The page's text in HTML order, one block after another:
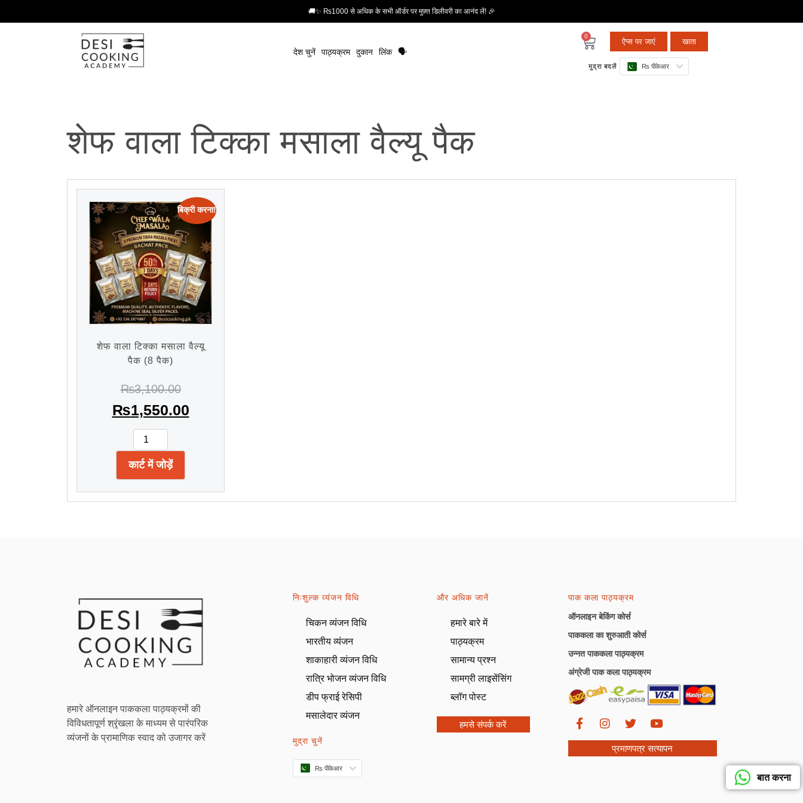
🚚✨ ₨1000 से अधिक के सभी ऑर्डर पर मुफ़्त डिलीवरी का आनंद लें! 🎉
देश चुनें पाठ्यक्रम दुकान लिंक 🗣️
0
ऐप्स पर जाएं खाता
बात करना
मुद्रा बदलें ₨ पीकेआर
शेफ वाला टिक्का मसाला वैल्यू पैक
बिक्री करना!
शेफ वाला टिक्का मसाला वैल्यू
पैक (8 पैक)
₨3,100.00
₨1,550.00
कार्ट में जोड़ें
हमारे ऑनलाइन पाककला पाठ्यक्रमों की
विविधतापूर्ण श्रृंखला के माध्यम से पारंपरिक
व्यंजनों के प्रामाणिक स्वाद को उजागर करें
निःशुल्क व्यंजन विधि
चिकन व्यंजन विधि
भारतीय व्यंजन
शाकाहारी व्यंजन विधि
रात्रि भोजन व्यंजन विधि
डीप फ्राई रेसिपी
मसालेदार व्यंजन
मुद्रा चुनें
₨ पीकेआर
और अधिक जानें
हमारे बारे में
पाठ्यक्रम
सामान्य प्रश्न
सामग्री लाइसेंसिंग
ब्लॉग पोस्ट
हमसे संपर्क करें
पाक कला पाठ्यक्रम
ऑनलाइन बेकिंग कोर्स
पाककला का शुरुआती कोर्स
उन्नत पाककला पाठ्यक्रम
अंग्रेजी पाक कला पाठ्यक्रम
प्रमाणपत्र सत्यापन